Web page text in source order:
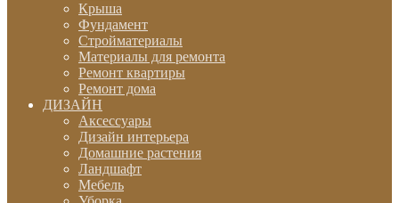
Крыша
Фундамент
Стройматериалы
Материалы для ремонта
Ремонт квартиры
Ремонт дома
ДИЗАЙН
Аксессуары
Дизайн интерьера
Домашние растения
Ландшафт
Мебель